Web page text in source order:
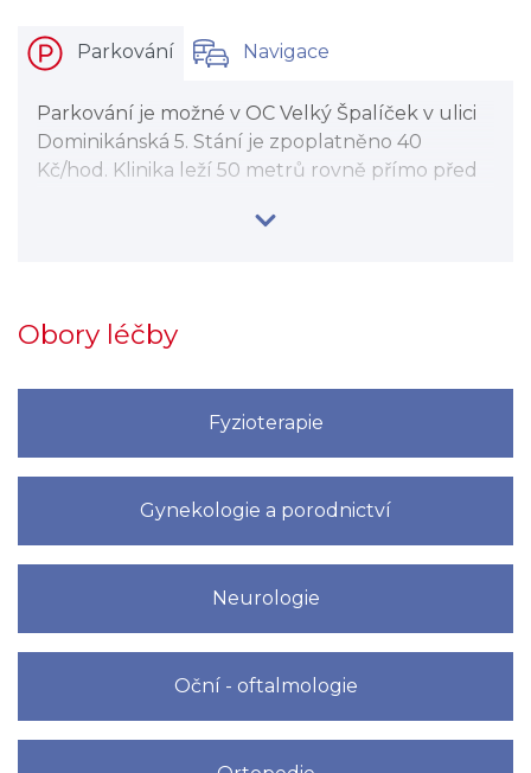
Parkování Navigace
Parkování je možné v OC Velký Špalíček v ulici
Dominikánská 5. Stání je zpoplatněno 40
Kč/hod. Klinika leží 50 metrů rovně přímo před
Obory léčby
Fyzioterapie
Gynekologie a porodnictví
Neurologie
Oční - oftalmologie